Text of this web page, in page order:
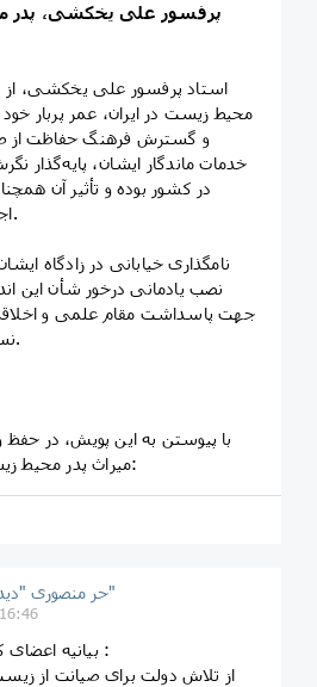
پرفسور علی یخکشی، پدر
استاد پرفسور علی یخکشی، از
محیط زیست در ایران، عمر پربار
و گسترش فرهنگ حفاظت از
خدمات ماندگار ایشان، پایه‌گذار
در کشور بوده و تأثیر آن
اجرایی امروز نمایان است.
نامگذاری خیابانی در زادگاه
نصب یادمانی درخور شأن این
جهت پاسداشت مقام علمی و
نسل‌های آینده خواهد بود.
با پیوستن به این پویش، در حفظ
میراث پدر محیط زیست ایران سهیم باشید:
حر منصوری "دیده بان میانکاله"
بیانیه اعضای کمیته مشورتی میانکاله :